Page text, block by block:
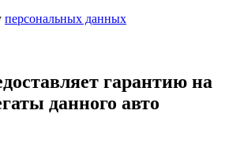
персональных данных
гарантию на
данного авто